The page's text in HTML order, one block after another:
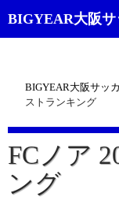
BIGYEAR大阪サ
索
BIGYEAR大阪サッ
ストランキング
FCノア
ング